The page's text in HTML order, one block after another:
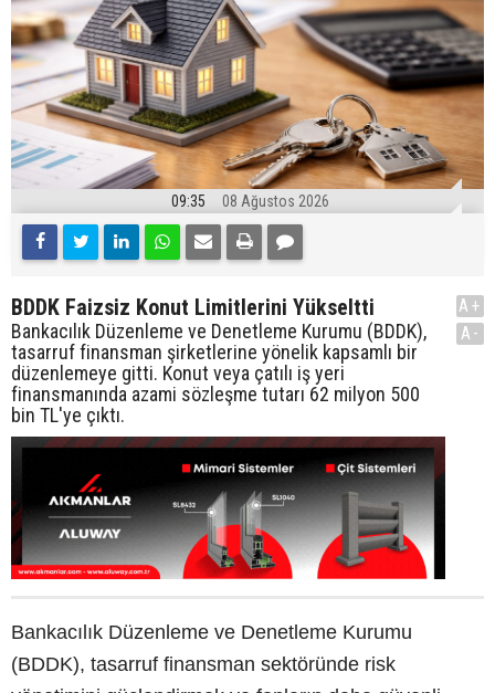
09:35 08 Ağustos 2026
BDDK Faizsiz Konut Limitlerini Yükseltti
Bankacılık Düzenleme ve Denetleme Kurumu (BDDK),
tasarruf finansman şirketlerine yönelik kapsamlı bir
düzenlemeye gitti. Konut veya çatılı iş yeri
finansmanında azami sözleşme tutarı 62 milyon 500
bin TL'ye çıktı.
A+
A-
Bankacılık Düzenleme ve Denetleme Kurumu
(BDDK), tasarruf finansman sektöründe risk